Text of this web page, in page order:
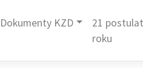
Dokumenty KZD
21
roku